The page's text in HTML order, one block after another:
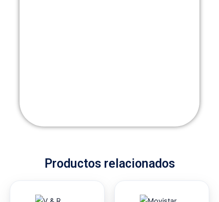
Productos relacionados